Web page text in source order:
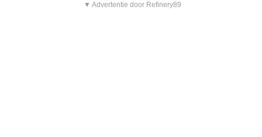
▼ Advertentie door Refinery89